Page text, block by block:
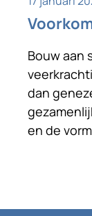
Bouw aan
dan
en de
Daarvoor
dagen